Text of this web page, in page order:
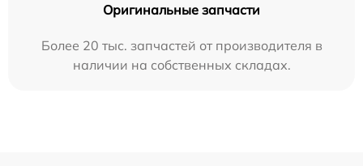
Оригинальные запчасти
Более 20 тыс. запчастей от производителя в
наличии на собственных складах.